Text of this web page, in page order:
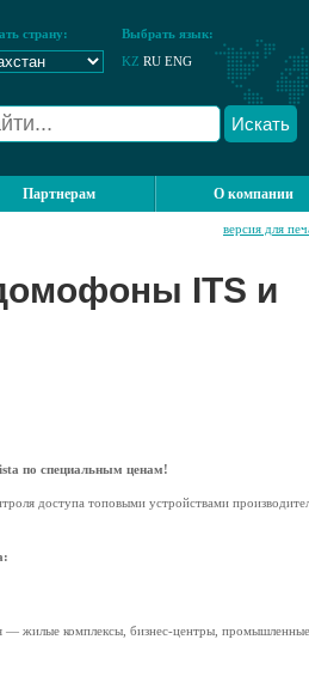
страну:
Выбрать язык:
KZ RU ENG
Искать
Партнерам О компании
версия для
ITS и
по специальным ценам!
доступа топовыми устройствами
— жилые комплексы, бизнес-центры, промышленные